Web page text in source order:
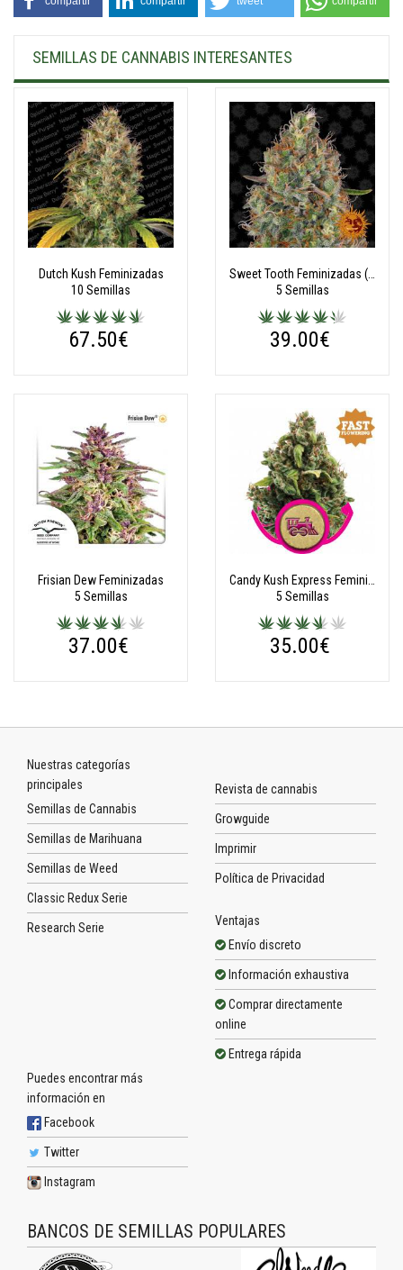
SEMILLAS DE CANNABIS INTERESANTES
Dutch Kush Feminizadas
10 Semillas
67.50€
5 Semillas
39.00€
Frisian Dew Feminizadas
5 Semillas
37.00€
5 Semillas
35.00€
Nuestras categorías
principales
Semillas de Cannabis
Semillas de Marihuana
Semillas de Weed
Classic Redux Serie
Research Serie
Revista de cannabis
Growguide
Imprimir
Política de Privacidad
Ventajas
Envío discreto
Información exhaustiva
Comprar directamente
online
Entrega rápida
Puedes encontrar más
información en
Facebook
Twitter
Instagram
BANCOS DE SEMILLAS POPULARES